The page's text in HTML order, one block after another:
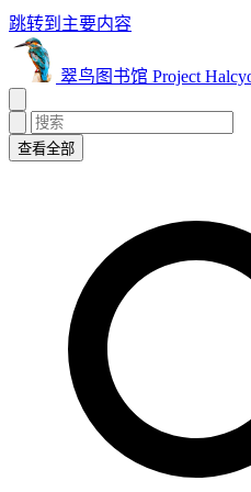
跳转到主要内容
翠鸟图书馆 Project
查看全部